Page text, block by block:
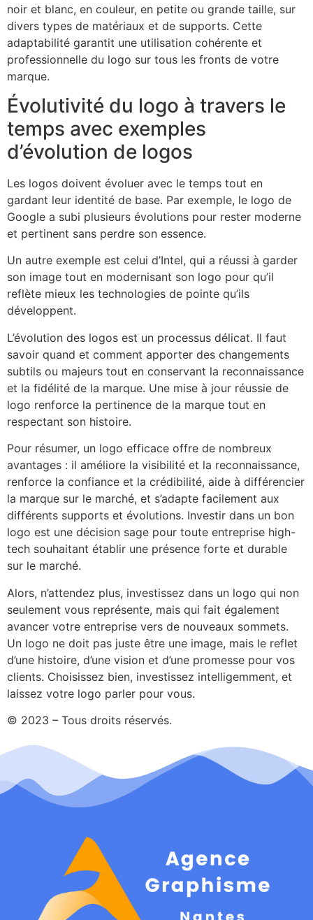
noir et blanc, en couleur, en petite ou grande taille, sur
divers types de matériaux et de supports. Cette
adaptabilité garantit une utilisation cohérente et
professionnelle du logo sur tous les fronts de votre
marque.
Évolutivité du logo à travers le
temps avec exemples
d’évolution de logos
Les logos doivent évoluer avec le temps tout en
gardant leur identité de base. Par exemple, le logo de
Google a subi plusieurs évolutions pour rester moderne
et pertinent sans perdre son essence.
Un autre exemple est celui d’Intel, qui a réussi à garder
son image tout en modernisant son logo pour qu’il
reflète mieux les technologies de pointe qu’ils
développent.
L’évolution des logos est un processus délicat. Il faut
savoir quand et comment apporter des changements
subtils ou majeurs tout en conservant la reconnaissance
et la fidélité de la marque. Une mise à jour réussie de
logo renforce la pertinence de la marque tout en
respectant son histoire.
Pour résumer, un logo efficace offre de nombreux
avantages : il améliore la visibilité et la reconnaissance,
renforce la confiance et la crédibilité, aide à différencier
la marque sur le marché, et s’adapte facilement aux
différents supports et évolutions. Investir dans un bon
logo est une décision sage pour toute entreprise high-
tech souhaitant établir une présence forte et durable
sur le marché.
Alors, n’attendez plus, investissez dans un logo qui non
seulement vous représente, mais qui fait également
avancer votre entreprise vers de nouveaux sommets.
Un logo ne doit pas juste être une image, mais le reflet
d’une histoire, d’une vision et d’une promesse pour vos
clients. Choisissez bien, investissez intelligemment, et
laissez votre logo parler pour vous.
© 2023 – Tous droits réservés.